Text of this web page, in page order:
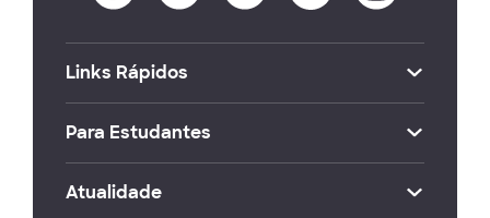
Links Rápidos
Para Estudantes
Atualidade